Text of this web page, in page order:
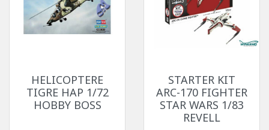
HELICOPTERE
TIGRE HAP 1/72
HOBBY BOSS
STARTER KIT
ARC-170 FIGHTER
STAR WARS 1/83
REVELL